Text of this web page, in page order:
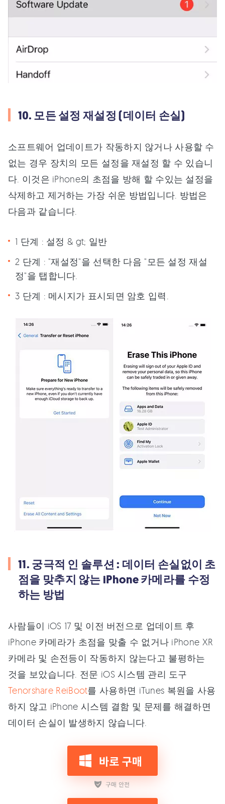
10. 모든 설정 재설정 (데이터 손실)
소프트웨어 업데이트가 작동하지 않거나 사용할 수
없는 경우 장치의 모든 설정을 재설정 할 수 있습니
다. 이것은 iPhone의 초점을 방해 할 수있는 설정을
삭제하고 제거하는 가장 쉬운 방법입니다. 방법은
다음과 같습니다.
1 단계 : 설정 & gt; 일반
2 단계 : "재설정"을 선택한 다음 "모든 설정 재설
정"을 탭합니다.
3 단계 : 메시지가 표시되면 암호 입력.
11. 궁극적 인 솔루션 : 데이터 손실없이 초
점을 맞추지 않는 iPhone 카메라를 수정
하는 방법
사람들이 iOS 17 및 이전 버전으로 업데이트 후
iPhone 카메라가 초점을 맞출 수 없거나 iPhone XR
카메라 및 손전등이 작동하지 않는다고 불평하는
것을 보았습니다. 전문 iOS 시스템 관리 도구
Tenorshare ReiBoot를 사용하면 iTunes 복원을 사용
하지 않고 iPhone 시스템 결함 및 문제를 해결하면
데이터 손실이 발생하지 않습니다.